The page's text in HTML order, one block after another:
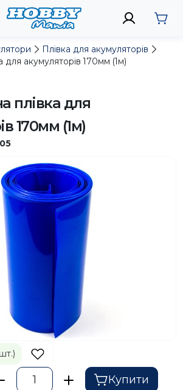
Плівка для акумуляторів
для акумуляторів 170мм (1м)
плівка для
170мм (1м)
Купити